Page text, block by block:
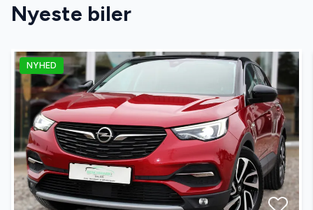
Nyeste biler
NYHED